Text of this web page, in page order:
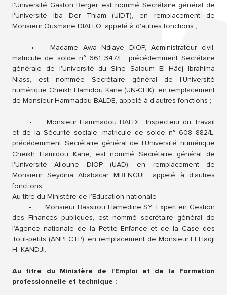
l'Université Gaston Berger, est nommé Secrétaire général de
l'Université Iba Der Thiam (UIDT), en remplacement de
Monsieur Ousmane DIALLO, appelé à d'autres fonctions ;
•
Madame Awa Ndiaye DIOP, Administrateur civil,
matricule de solde n° 661 347/E, précédemment Secrétaire
générale de l'Université du Sine Saloum El Hâdj Ibrahima
Niass, est nommée Secrétaire général de l'Université
numérique Cheikh Hamidou Kane (UN-CHK), en remplacement
de Monsieur Hammadou BALDE, appelé à d'autres fonctions ;
•
Monsieur Hammadou BALDE, Inspecteur du Travail
et de la Sécurité sociale, matricule de solde n° 608 882/L,
précédemment Secrétaire général de l'Université numérique
Cheikh Hamidou Kane, est nommé Secrétaire général de
l'Université Alioune DIOP (UAD), en remplacement de
Monsieur Seydina Ababacar MBENGUE, appelé à d'autres
fonctions ;
Au titre du Ministère de l’Education nationale
•
Monsieur Bassirou Hamedine SY, Expert en Gestion
des Finances publiques, est nommé secrétaire général de
l’Agence nationale de la Petite Enfance et de la Case des
Tout-petits (ANPECTP), en remplacement de Monsieur El Hadji
H. KANDJI.
Au titre du Ministère de l’Emploi et de la Formation
professionnelle et technique :